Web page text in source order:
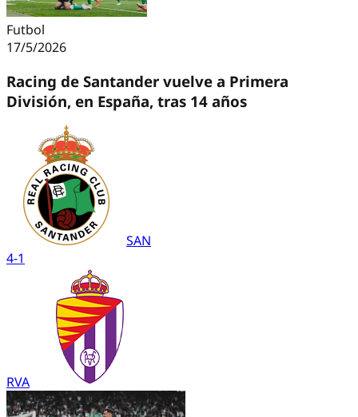
Futbol
17/5/2026
Racing de Santander vuelve a Primera
División, en España, tras 14 años
SAN
4-1
RVA